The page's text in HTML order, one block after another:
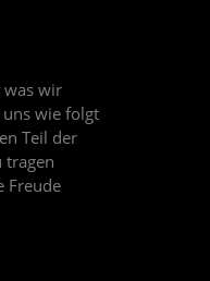
was wir
wie folgt
Teil der
tragen
Freude